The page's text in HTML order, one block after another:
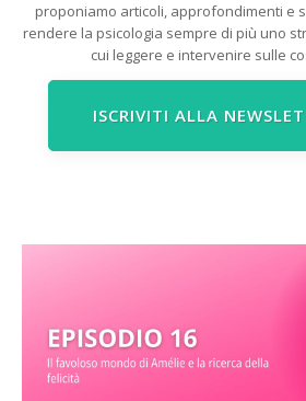
proponiamo articoli, approfondimenti e
rendere la psicologia sempre di più uno
cui leggere e intervenire sulle
ISCRIVITI ALLA